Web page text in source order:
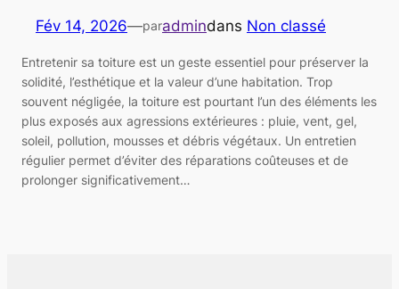
Fév 14, 2026—paradmindans Non classé
Entretenir sa toiture est un geste essentiel pour préserver la
solidité, l’esthétique et la valeur d’une habitation. Trop
souvent négligée, la toiture est pourtant l’un des éléments les
plus exposés aux agressions extérieures : pluie, vent, gel,
soleil, pollution, mousses et débris végétaux. Un entretien
régulier permet d’éviter des réparations coûteuses et de
prolonger significativement…